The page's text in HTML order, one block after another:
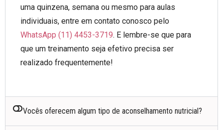
uma quinzena, semana ou mesmo para aulas
individuais, entre em contato conosco pelo
WhatsApp (11) 4453-3719. E lembre-se que para
que um treinamento seja efetivo precisa ser
realizado frequentemente!
Vocês oferecem algum tipo de aconselhamento nutricial?